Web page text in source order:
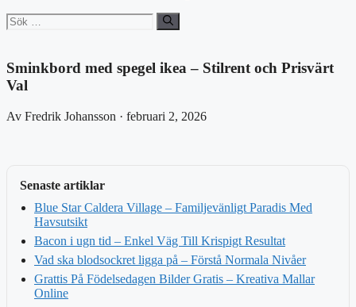
Sök
efter:
Sminkbord med spegel ikea – Stilrent och Prisvärt
Val
Av Fredrik Johansson · februari 2, 2026
Senaste artiklar
Blue Star Caldera Village – Familjevänligt Paradis Med
Havsutsikt
Bacon i ugn tid – Enkel Väg Till Krispigt Resultat
Vad ska blodsockret ligga på – Förstå Normala Nivåer
Grattis På Födelsedagen Bilder Gratis – Kreativa Mallar
Online